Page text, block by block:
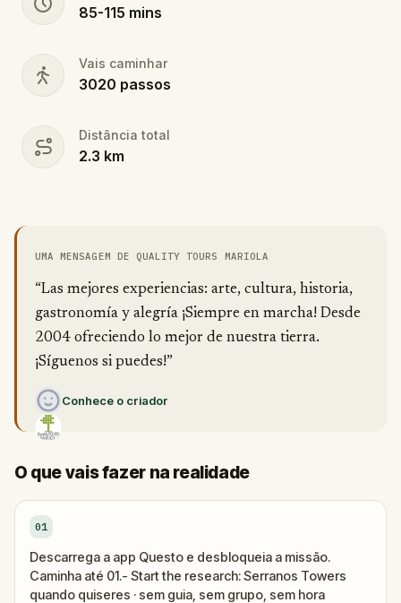
85-115 mins
Vais caminhar
3020 passos
Distância total
2.3 km
UMA MENSAGEM DE QUALITY TOURS MARIOLA
“Las mejores experiencias: arte, cultura, historia,
gastronomía y alegría ¡Siempre en marcha! Desde
2004 ofreciendo lo mejor de nuestra tierra.
¡Síguenos si puedes!”
Conhece o criador
O que vais fazer na realidade
01
Descarrega a app Questo e desbloqueia a missão.
Caminha até 01.- Start the research: Serranos Towers
quando quiseres · sem guia, sem grupo, sem hora